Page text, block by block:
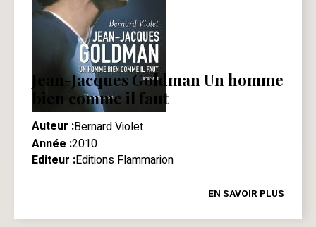
Jean-Jacques Goldman Un homme
bien comme il faut
Auteur :Bernard Violet
Année :2010
Editeur :Editions Flammarion
EN SAVOIR PLUS